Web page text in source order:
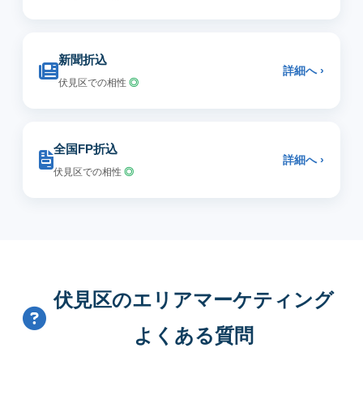
新聞折込
伏見区での相性 ◎
詳細へ ›
全国FP折込
伏見区での相性 ◎
詳細へ ›
伏見区のエリアマーケティング
よくある質問